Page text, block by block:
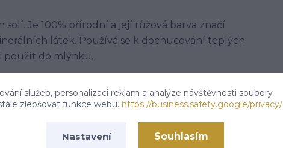
Je 100% přírodní a její růžová barva značí
látek. Používá se k dochucování teplých
použít do mlýnku.
Řečice, 37821
služeb, personalizaci reklam a analýze návštěvnosti soubory
zlepšovat funkce webu. https://business.safety.google/privacy/
Nastavení Souhlasím